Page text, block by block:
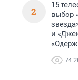
2
15
выбор
и
74